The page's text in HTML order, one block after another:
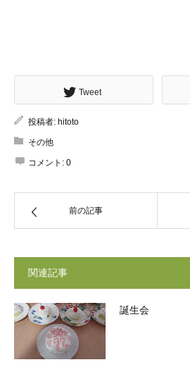
Tweet
投稿者: hitoto
その他
コメント: 0
前の記事
関連記事
誕生会